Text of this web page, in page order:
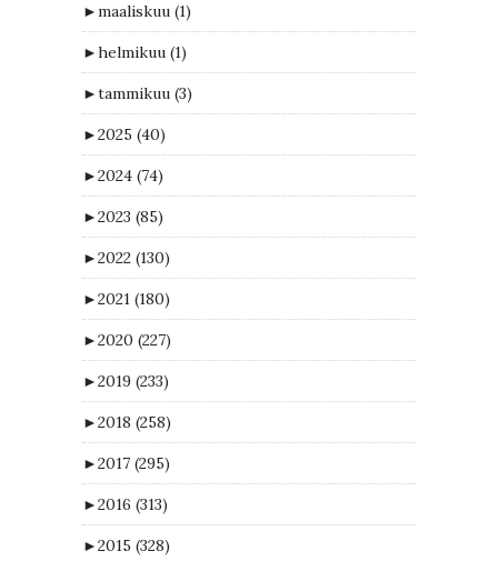
►maaliskuu (1)
►helmikuu (1)
►tammikuu (3)
►2025 (40)
►2024 (74)
►2023 (85)
►2022 (130)
►2021 (180)
►2020 (227)
►2019 (233)
►2018 (258)
►2017 (295)
►2016 (313)
►2015 (328)